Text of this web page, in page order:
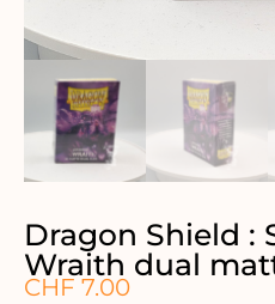
Dragon Shield :
Wraith dual
CHF 7.00